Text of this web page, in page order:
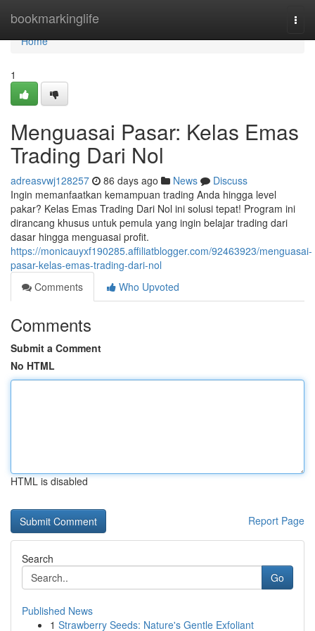
bookmarkinglife
Home
Home
1
Menguasai Pasar: Kelas Emas
Trading Dari Nol
adreasvwj128257 86 days ago News
Discuss
Ingin memanfaatkan kemampuan trading Anda hingga level
pakar? Kelas Emas Trading Dari Nol ini solusi tepat! Program ini
dirancang khusus untuk pemula yang ingin belajar trading dari
dasar hingga menguasai profit.
https://monicauyxf190285.affiliatblogger.com/92463923/menguasai-
pasar-kelas-emas-trading-dari-nol
Comments
Who Upvoted
Comments
Submit a Comment
No HTML
HTML is disabled
Report Page
Search
Go
Published News
1 Strawberry Seeds: Nature's Gentle Exfoliant